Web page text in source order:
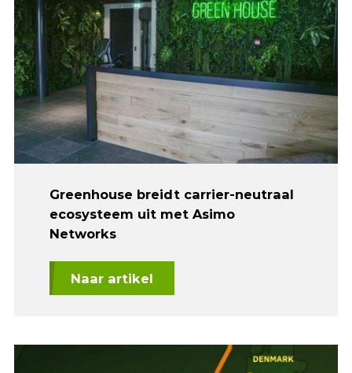
Greenhouse breidt carrier-neutraal
ecosysteem uit met Asimo
Networks
Naar artikel